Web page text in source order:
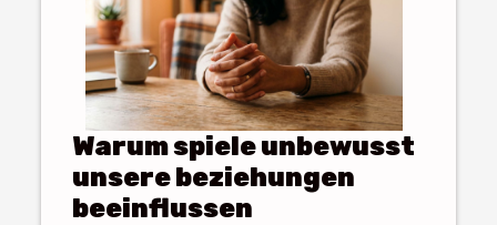
Warum spiele unbewusst
unsere beziehungen
beeinflussen